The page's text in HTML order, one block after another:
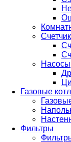
Насосы
Газовые
Фильтры